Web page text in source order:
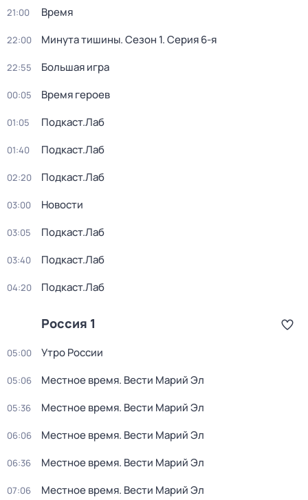
21:00 Время
22:00 Минута тишины. Сезон 1. Серия 6-я
22:55 Большая игра
00:05 Время героев
01:05 Подкаст.Лаб
01:40 Подкаст.Лаб
02:20 Подкаст.Лаб
03:00 Новости
03:05 Подкаст.Лаб
03:40 Подкаст.Лаб
04:20 Подкаст.Лаб
Россия 1
05:00 Утро России
05:06 Местное время. Вести Марий Эл
05:36 Местное время. Вести Марий Эл
06:06 Местное время. Вести Марий Эл
06:36 Местное время. Вести Марий Эл
07:06 Местное время. Вести Марий Эл